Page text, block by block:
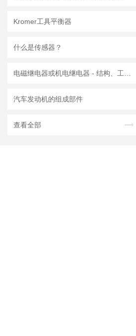
Kromer工具平衡器
什么是传感器？
汽车发动机的组成部件
查看全部